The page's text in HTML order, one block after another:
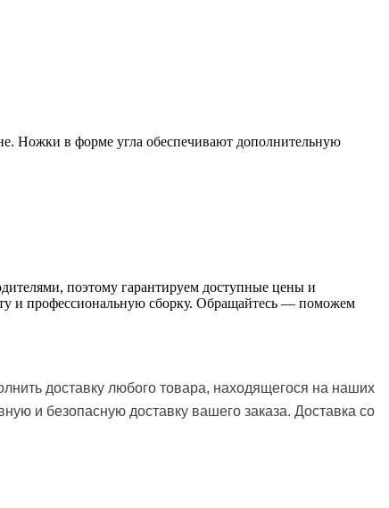
Ножки в форме угла обеспечивают дополнительную
поэтому гарантируем доступные цены и
и профессиональную сборку. Обращайтесь — поможем
доставку любого товара, находящегося на наших
и безопасную доставку вашего заказа. Доставка со